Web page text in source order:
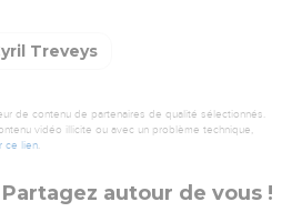
Treveys
de contenu de partenaires de qualité sélectionnés.
vidéo illicite ou avec un problème technique,
ce lien.
autour de vous !